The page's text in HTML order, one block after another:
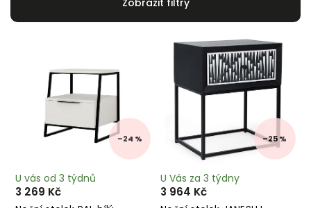
–24 %
U vás od 3 týdnů
3 269 Kč
–25 %
U Vás za 3 týdny
3 964 Kč